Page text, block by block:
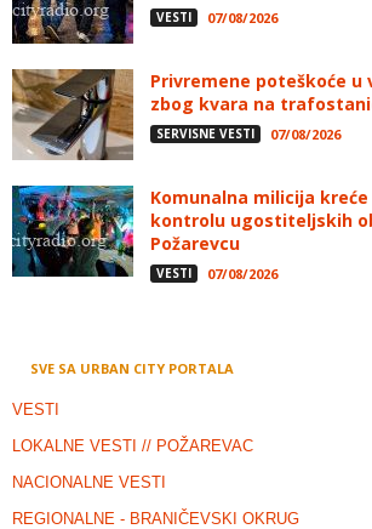
VESTI 07/08/2026
Privremene poteškoće u
zbog kvara na
SERVISNE VESTI 07/08/2026
Komunalna milicija
kontrolu ugostiteljskih
Požarevcu
VESTI 07/08/2026
SVE SA URBAN CITY PORTALA
VESTI
LOKALNE VESTI // POŽAREVAC
NACIONALNE VESTI
REGIONALNE - BRANIČEVSKI OKRUG